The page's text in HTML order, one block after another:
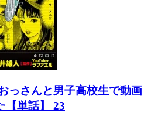
っさんと男子高校生で動画
【単話】 23